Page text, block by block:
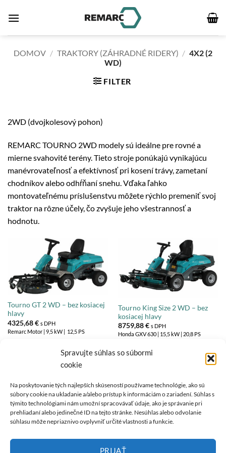
Spravujte súhlas so súbormi
cookie
Na poskytovanie tých najlepších skúseností používame technológie, ako sú
súbory cookie na ukladanie a/alebo prístup k informáciám o zariadení. Súhlas s
týmito technológiami nám umožní spracovávať údaje, ako je správanie pri
prehliadaní alebo jedinečné ID na tejto stránke. Nesúhlas alebo odvolanie
súhlasu môže nepriaznivo ovplyvniť určité vlastnosti a funkcie.
PRIJAŤ
DOMOV / TRAKTORY (ZÁHRADNÉ RIDERY) / 4X2 (2
WD)
FILTER
2WD (dvojkolesový pohon)
REMARC TOURNO 2WD modely sú ideálne pre rovné a
mierne svahovité terény. Tieto stroje ponúkajú vynikajúcu
manévrovateľnosť a efektívnosť pri kosení trávy, zametaní
chodníkov alebo odhŕňaní snehu. Vďaka ľahko
montovateľnému príslušenstvu môžete rýchlo premeniť svoj
traktor na rôzne účely, čo zvyšuje jeho všestrannosť a
hodnotu.
Tourno GT 2 WD – bez kosiacej
hlavy
4325,68€ s DPH
Remarc Motor | 9,5 kW | 12,5 PS
Tourno King Size 2 WD – bez
kosiacej hlavy
8759,88€ s DPH
Honda GXV 630 | 15,5 kW | 20,8 PS
O NÁS
REMARC je synonymom kvalitných produktových inovácií so